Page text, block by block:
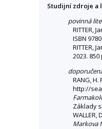
Studijní zdroje a
povinná
RITTER,
ISBN
RITTER,
2023. 850
RANG, H.
http://
Základy
WALLER,
Markova